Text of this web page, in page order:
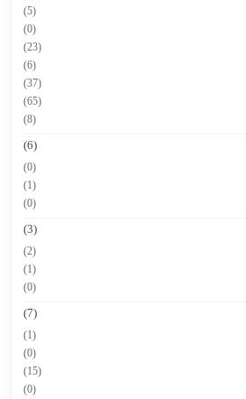
(5)
(0)
(23)
(6)
(37)
(65)
(8)
(6)
(0)
(1)
(0)
(3)
(2)
(1)
(0)
(7)
(1)
(0)
(15)
(0)